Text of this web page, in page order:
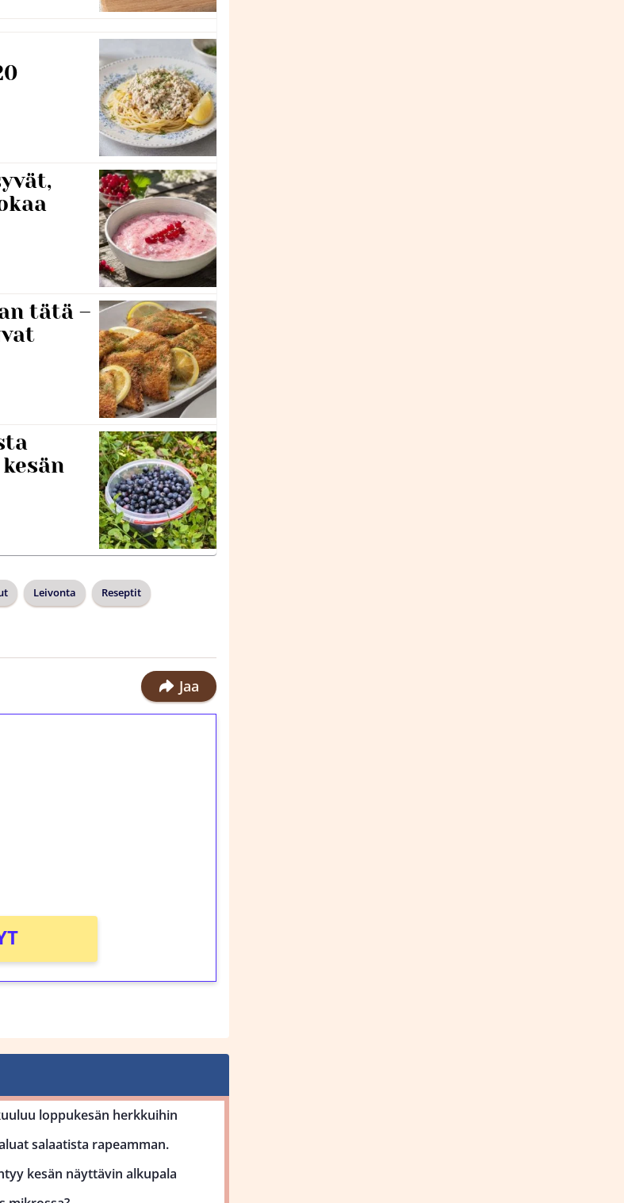
tätä –
Leivonta Reseptit
Jaa
loppukesän herkkuihin
salaatista rapeamman.
kesän näyttävin alkupala